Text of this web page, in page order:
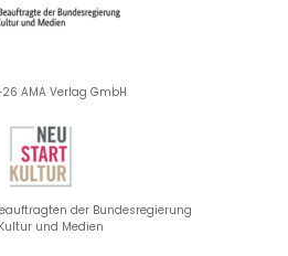
AMA Verlag GmbH​
der Bundesregierung
und Medien